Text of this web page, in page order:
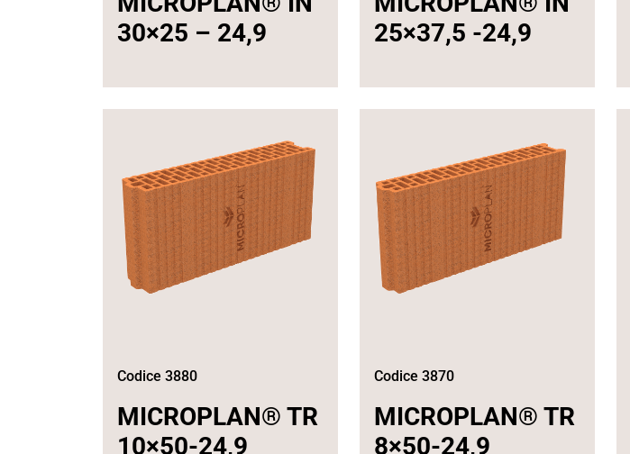
30×25 – 24,9
25×37,5 -24,9
Codice 3880
MICROPLAN® TR
10×50-24,9
Codice 3870
MICROPLAN® TR
8×50-24,9